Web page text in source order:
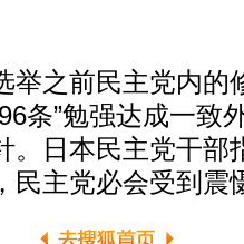
之前民主党内的
条”勉强达成一致
。日本民主党干部
民主党必会受到震